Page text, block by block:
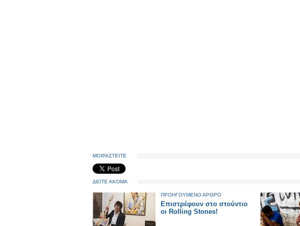
ΜΟΙΡΑΣΤΕΙΤΕ
ΔΕΙΤΕ ΑΚΟΜΑ
ΠΡΟΗΓΟΥΜΕΝΟ ΑΡΘΡΟ
Επιστρέφουν στο στούντιο
οι Rolling Stones!